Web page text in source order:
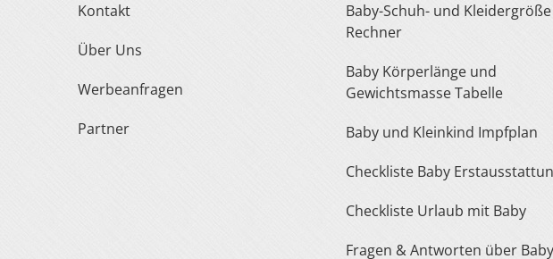
Kontakt
Über Uns
Werbeanfragen
Partner
Baby-Schuh- und Kleidergröße
Rechner
Baby Körperlänge und
Gewichtsmasse Tabelle
Baby und Kleinkind Impfplan
Checkliste Baby
Checkliste Urlaub mit Baby
Fragen & Antworten über